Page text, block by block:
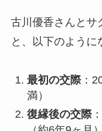
古川優香さんとサ
と、以下のように
最初の交際：
満）
復縁後の交際